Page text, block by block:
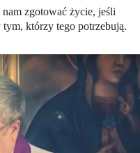
zgotować życie, jeśli
którzy tego potrzebują.